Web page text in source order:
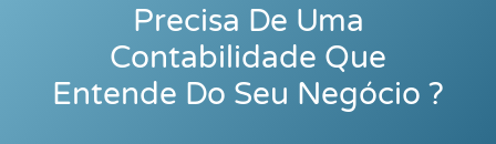
Precisa De Uma
Contabilidade Que
Entende Do Seu Negócio ?